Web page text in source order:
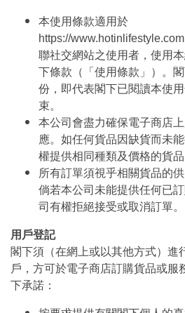
本使用條款適用於
https://
聯社交網站之使用者，使用
下條款（「使用條款」）。
份，即代表閣下已閱讀本使
束。
本公司會盡力確保電子商店
應。如任何貨品因缺貨而未
權提供相同種類及價格的貨品
所有訂單須視乎相關貨品的
倘若本公司未能提供任何已
司有權拒絕接受或取消訂單。
用戶登記
閣下須（在網上或以其他方式）進
戶，方可於電子商店訂購貨品或服
下承諾：